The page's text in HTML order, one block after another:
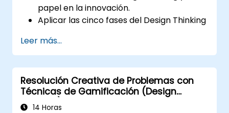
papel en la innovación.
Aplicar las cinco fases del Design Thinking
Utilizar técnicas y herramientas de
ideación para fomentar la creatividad.
Implementar estrategias de Design
Thinking para mejorar los procesos y
aumentar la eficiencia.
Leer más...
Resolución Creativa de Problemas con
Técnicas de Gamificación (Design
Thinking)
14 Horas